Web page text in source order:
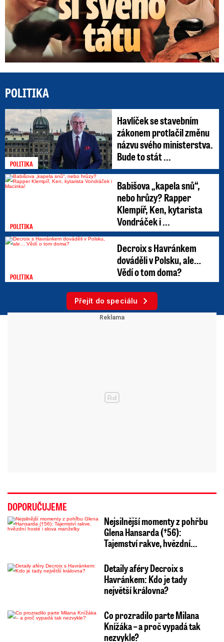
POLITIKA
POLITIKA
Havlíček se stavebním
zákonem protlačil změnu
názvu svého ministerstva.
Bude to stát ...
POLITIKA
Babišova „kapela snů“,
nebo hrůzy? Rapper
Klempíř, Ken, kytarista
Vondráček i ...
POLITIKA
Decroix s Havránkem
dováděli v Polsku, ale…
Vědí o tom doma?
Přejít do speciálu
DOPORUČUJEME
Nejsilnější momenty z pohřbu
Glena Hansarda (†56):
Tajemství rakve, hvězdní…
Detaily aféry Decroix s
Havránkem: Kdo je tady
největší královna?
Co prozradilo parte Milana
Knížáka – a proč vypadá tak
nezvykle?